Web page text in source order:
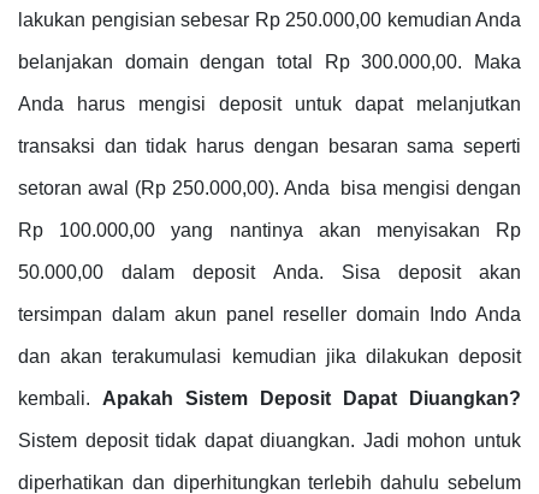
lakukan pengisian sebesar Rp 250.000,00 kemudian Anda
belanjakan domain dengan total Rp 300.000,00. Maka
Anda harus mengisi deposit untuk dapat melanjutkan
transaksi dan tidak harus dengan besaran sama seperti
setoran awal (Rp 250.000,00). Anda bisa mengisi dengan
Rp 100.000,00 yang nantinya akan menyisakan Rp
50.000,00 dalam deposit Anda. Sisa deposit akan
tersimpan dalam akun panel reseller domain Indo Anda
dan akan terakumulasi kemudian jika dilakukan deposit
kembali. Apakah Sistem Deposit Dapat Diuangkan?
Sistem deposit tidak dapat diuangkan. Jadi mohon untuk
diperhatikan dan diperhitungkan terlebih dahulu sebelum